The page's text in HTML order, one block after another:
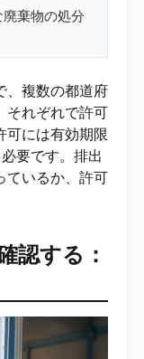
棄物の処分
、複数の都道府
それぞれで許可
可には有効期限
要です。排出
ているか、許可
認する：